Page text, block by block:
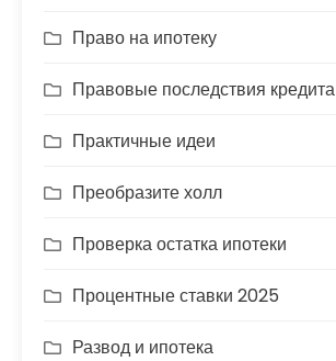
Право на ипотеку
Правовые последствия кредита
Практичные идеи
Преобразите холл
Проверка остатка ипотеки
Процентные ставки 2025
Развод и ипотека